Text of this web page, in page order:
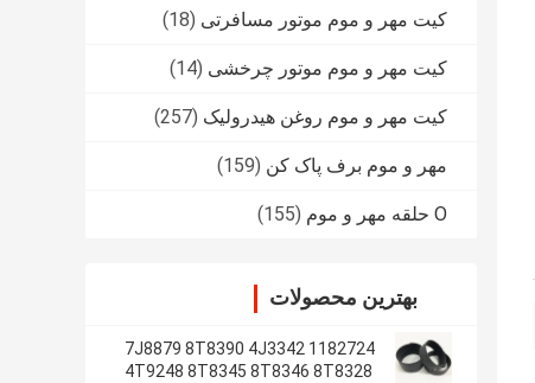
کیت مهر و موم موتور مسافرتی (18)
کیت مهر و موم موتور چرخشی (14)
کیت مهر و موم روغن هیدرولیک (257)
مهر و موم برف پاک کن (159)
O حلقه مهر و موم (155)
بهترین محصولات
1182724 7J8879 8T8390 4J3342
4T9248 8T8345 8T8346 8T8328